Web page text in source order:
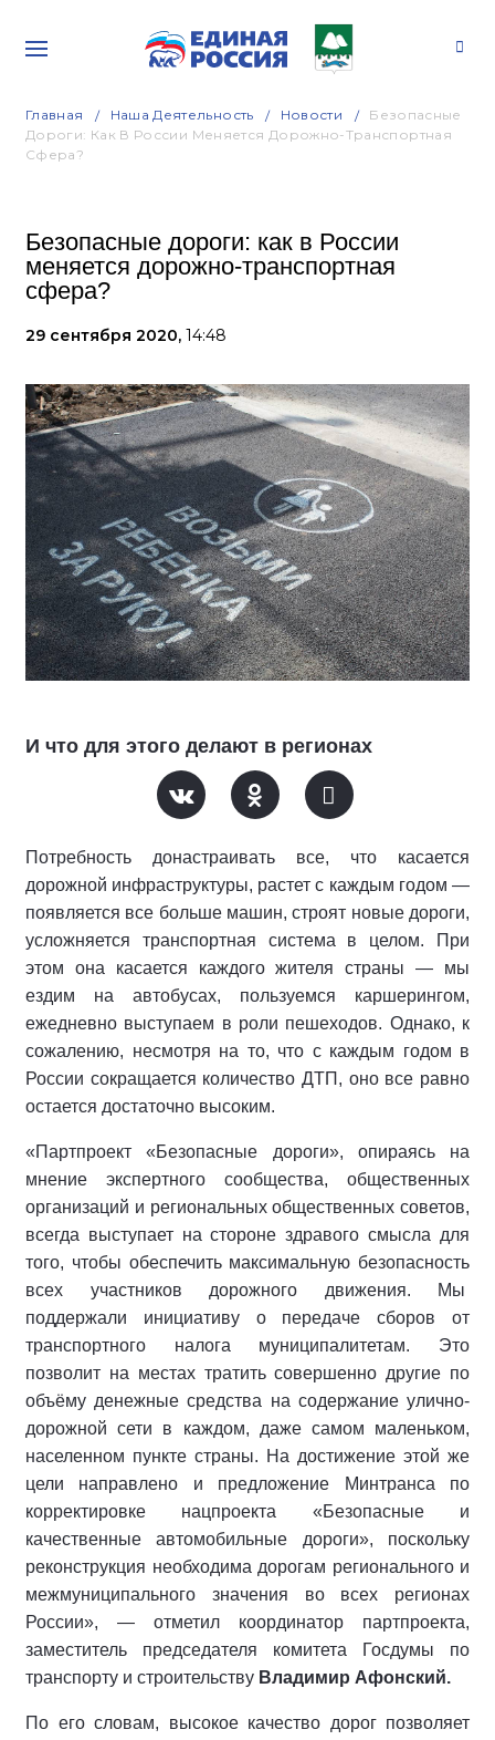
Главная Наша Деятельность Новости
Безопасные
Дороги: Как В России Меняется Дорожно-Транспортная
Сфера?
Безопасные дороги: как в России
меняется дорожно-транспортная
сфера?
29 сентября 2020, 14:48
И что для этого делают в регионах
Потребность донастраивать все, что касается
дорожной инфраструктуры, растет с каждым годом —
появляется все больше машин, строят новые дороги,
усложняется транспортная система в целом. При
этом она касается каждого жителя страны — мы
ездим на автобусах, пользуемся каршерингом,
ежедневно выступаем в роли пешеходов. Однако, к
сожалению, несмотря на то, что с каждым годом в
России сокращается количество ДТП, оно все равно
остается достаточно высоким.
«Партпроект «Безопасные дороги», опираясь на
мнение экспертного сообщества, общественных
организаций и региональных общественных советов,
всегда выступает на стороне здравого смысла для
того, чтобы обеспечить максимальную безопасность
всех участников дорожного движения. Мы
поддержали инициативу о передаче сборов от
транспортного налога муниципалитетам. Это
позволит на местах тратить совершенно другие по
объёму денежные средства на содержание улично-
дорожной сети в каждом, даже самом маленьком,
населенном пункте страны. На достижение этой же
цели направлено и предложение Минтранса по
корректировке нацпроекта «Безопасные и
качественные автомобильные дороги», поскольку
реконструкция необходима дорогам регионального и
межмуниципального значения во всех регионах
России», — отметил координатор партпроекта,
заместитель председателя комитета Госдумы по
транспорту и строительству Владимир Афонский.
По его словам, высокое качество дорог позволяет